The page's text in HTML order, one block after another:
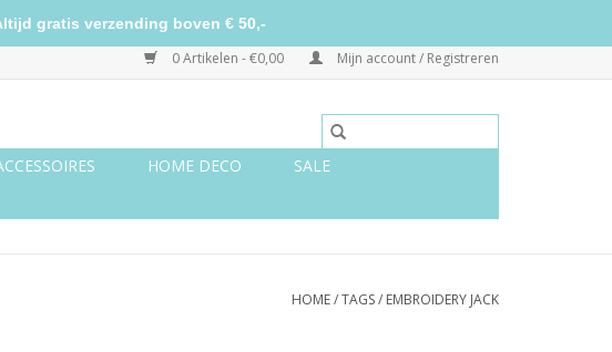
0 Artikelen - €0,00 Mijn account / Registreren
HOME DECO
SALE
HOME/TAGS/ EMBROIDERY JACK
gratis verzending boven € 50,-